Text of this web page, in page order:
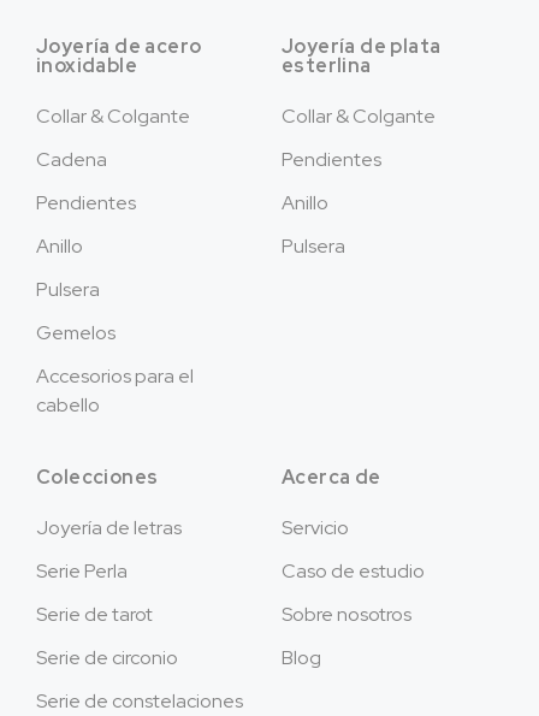
Joyería de acero
inoxidable
Collar & Colgante
Cadena
Pendientes
Anillo
Pulsera
Gemelos
Accesorios para el
cabello
Joyería de plata
esterlina
Collar & Colgante
Pendientes
Anillo
Pulsera
Colecciones
Joyería de letras
Serie Perla
Serie de tarot
Serie de circonio
Serie de constelaciones
Acerca de
Servicio
Caso de estudio
Sobre nosotros
Blog